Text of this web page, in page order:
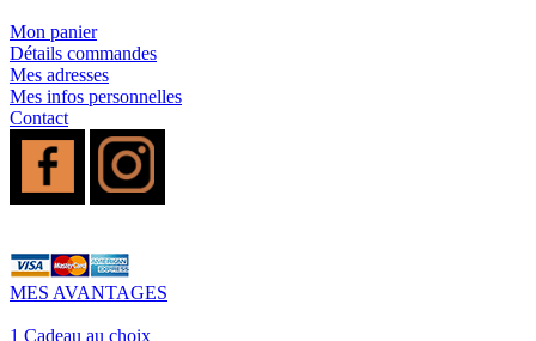
Mon panier
Détails commandes
Mes adresses
Mes infos personnelles
Contact
MES AVANTAGES
1 Cadeau au choix